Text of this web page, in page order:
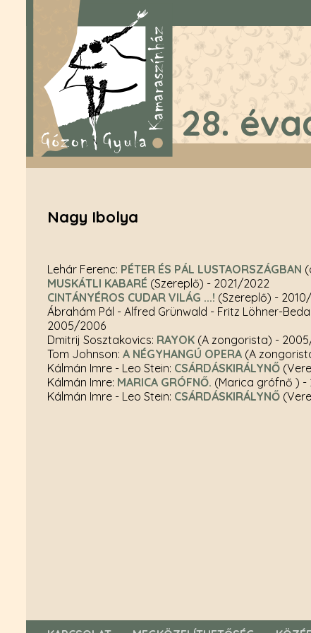
28.
Nagy Ibolya
Lehár Ferenc: PÉTER ÉS PÁL LUSTAORSZÁGBAN
MUSKÁTLI KABARÉ (Szereplő) - 2021/2022
CINTÁNYÉROS CUDAR VILÁG ...! (Szereplő) -
Ábrahám Pál - Alfred Grünwald - Fritz Löhner-Beda:
2005/2006
Dmitrij Sosztakovics: RAYOK (A zongorista) -
Tom Johnson: A NÉGYHANGÚ OPERA (A
Kálmán Imre - Leo Stein: CSÁRDÁSKIRÁLYNŐ
Kálmán Imre: MARICA GRÓFNŐ. (Marica grófnő ) -
Kálmán Imre - Leo Stein: CSÁRDÁSKIRÁLYNŐ